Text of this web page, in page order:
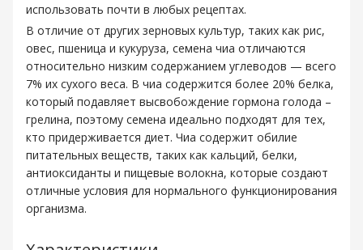
использовать почти в любых рецептах.
В отличие от других зерновых культур, таких как рис,
овес, пшеница и кукуруза, семена чиа отличаются
относительно низким содержанием углеводов — всего
7% их сухого веса. В чиа содержится более 20% белка,
который подавляет высвобождение гормона голода –
грелина, поэтому семена идеально подходят для тех,
кто придерживается диет. Чиа содержит обилие
питательных веществ, таких как кальций, белки,
антиоксиданты и пищевые волокна, которые создают
отличные условия для нормального функционирования
организма.